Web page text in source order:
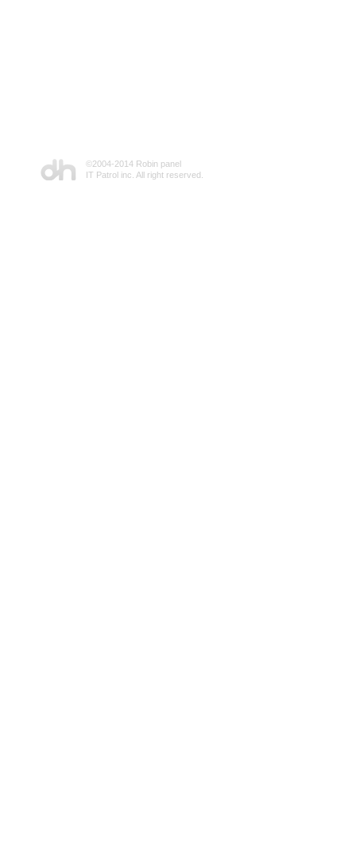
©2004-2014 Robin panel
IT Patrol inc. All right reserved.